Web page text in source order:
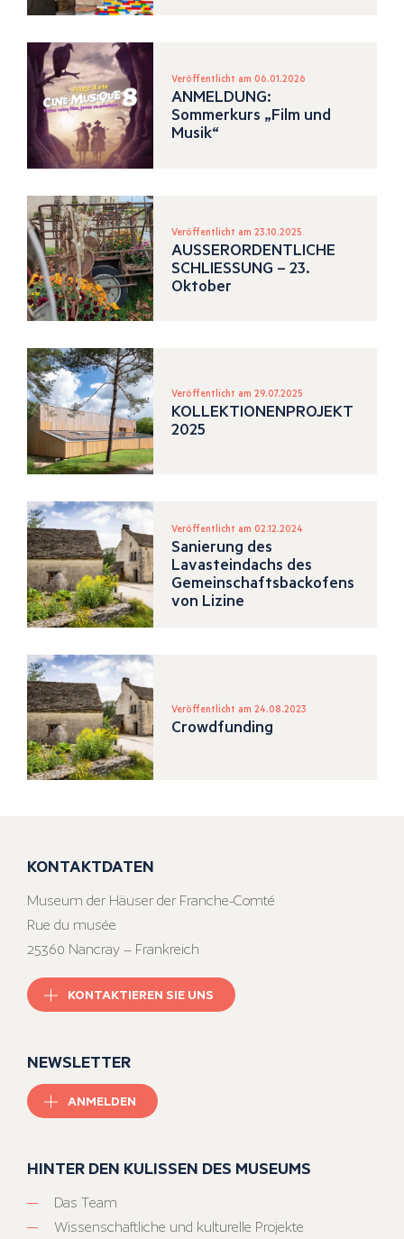
Veröffentlicht am 06.01.2026
ANMELDUNG:
Sommerkurs „Film und
Musik“
Veröffentlicht am 23.10.2025
AUSSERORDENTLICHE
SCHLIESSUNG – 23.
Oktober
Veröffentlicht am 29.07.2025
KOLLEKTIONENPROJEKT
2025
Veröffentlicht am 02.12.2024
Sanierung des
Lavasteindachs des
Gemeinschaftsbackofens
von Lizine
Veröffentlicht am 24.08.2023
Crowdfunding
KONTAKTDATEN
Museum der Häuser der Franche-Comté
Rue du musée
25360 Nancray – Frankreich
KONTAKTIEREN SIE UNS
NEWSLETTER
ANMELDEN
HINTER DEN KULISSEN DES MUSEUMS
Das Team
Wissenschaftliche und kulturelle Projekte